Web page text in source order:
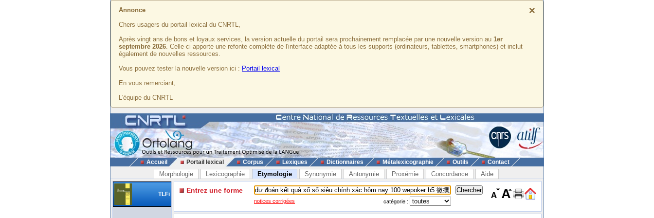
×
Annonce
Chers usagers du portail lexical du CNRTL,
Après vingt ans de bons et loyaux services, la version actuelle du portail sera prochainement remplacée par une nouvelle version au 1er
septembre 2026. Celle-ci apporte une refonte complète de l'interface adaptée à tous les supports (ordinateurs, tablettes, smartphones) et inclut
également de nouvelles ressources.
Vous pouvez tester la nouvelle version ici : Portail lexical
En vous remerciant,
L'équipe du CNRTL
Accueil Portail lexical Corpus Lexiques Dictionnaires Métalexicographie Outils Contact
Morphologie Lexicographie Etymologie Synonymie Antonymie Proxémie Concordance Aide
TLFi Entrez une forme
notices corrigées catégorie :